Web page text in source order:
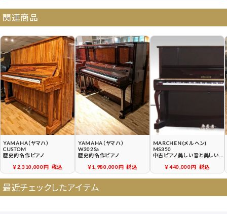
よくある質問 送料について
契約後の流れ 保証サービス
中古ピアノ買戻しサービ
ス
中古ピアノの状態につい
て
関連商品
YAMAHA（ヤマハ）
CUSTOM
歴史的名作ピアノ
￥2,310,000円 税込
YAMAHA（ヤマハ）
W302Sa
歴史的名作ピアノ
￥1,980,000円 税込
MARCHEN(メルヘン)
MS350
中古ピアノ美しい音と美しい
￥440,000円 税込
最近チェックしたアイテム